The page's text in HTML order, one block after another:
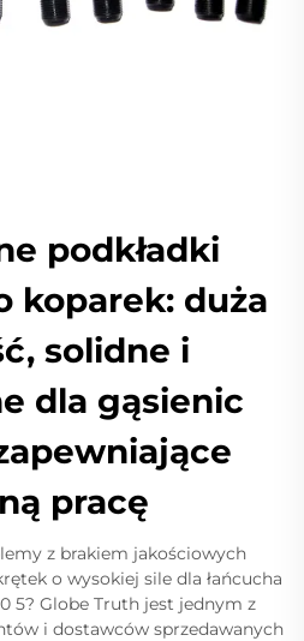
podkładki
koparek: duża
solidne i
dla gąsienic
pracę
z brakiem jakościowych
o wysokiej sile dla łańcucha
5? Globe Truth jest jednym z
i dostawców sprzedawanych